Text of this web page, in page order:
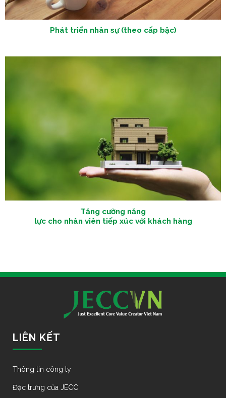
Phát triển nhân sự (theo cấp bậc)
Tăng cường năng
lực cho nhân viên tiếp xúc với khách hàng
LIÊN KẾT
Thông tin công ty
Đặc trưng của JECC